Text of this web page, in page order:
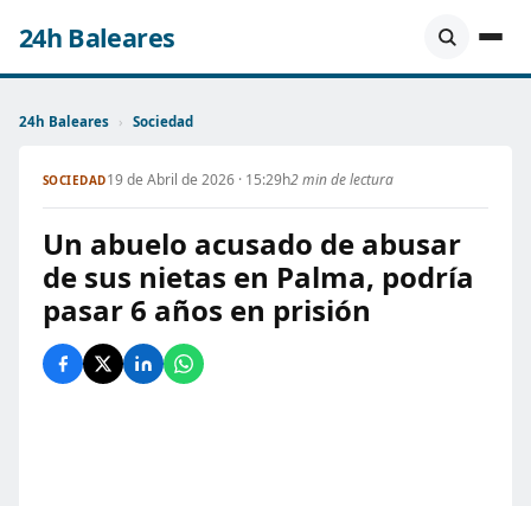
24h Baleares
24h Baleares › Sociedad
SOCIEDAD19 de Abril de 2026 · 15:29h2 min de lectura
Un abuelo acusado de abusar
de sus nietas en Palma, podría
pasar 6 años en prisión